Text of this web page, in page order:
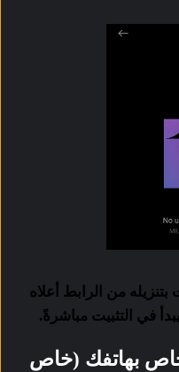
من الرابط أعلاه
في التثبيت مباشرةً.
بهاتفك (خاص